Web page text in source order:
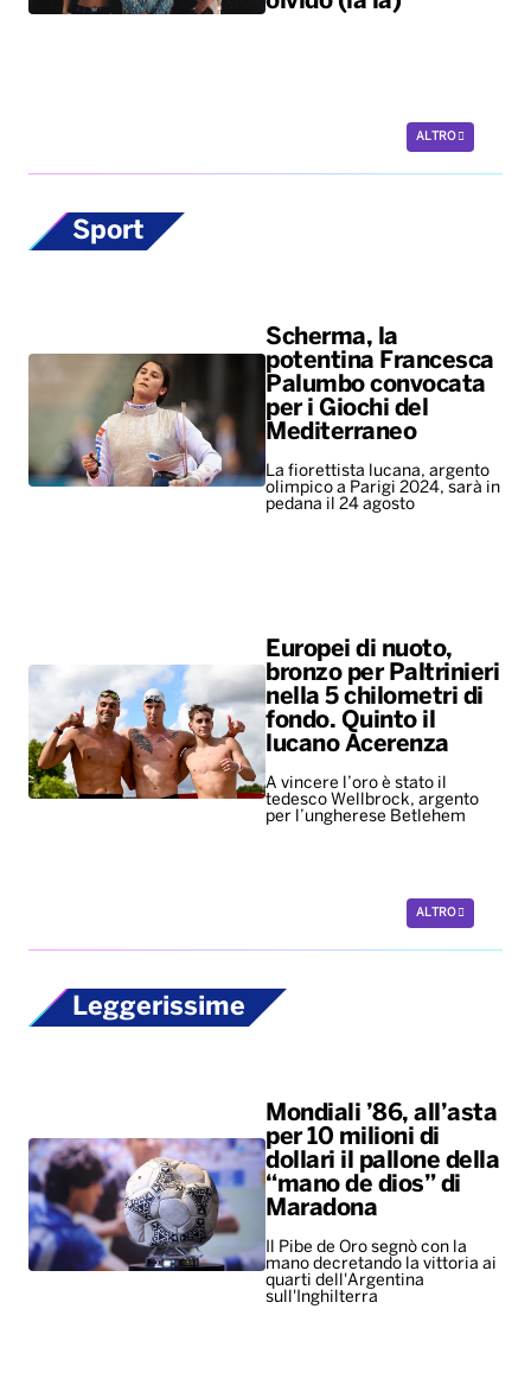
ALTRO
Sport
Scherma, la
potentina Francesca
Palumbo convocata
per i Giochi del
Mediterraneo
La fiorettista lucana, argento
olimpico a Parigi 2024, sarà in
pedana il 24 agosto
Europei di nuoto,
bronzo per Paltrinieri
nella 5 chilometri di
fondo. Quinto il
lucano Acerenza
A vincere l’oro è stato il
tedesco Wellbrock, argento
per l’ungherese Betlehem
ALTRO
Leggerissime
Mondiali ’86, all’asta
per 10 milioni di
dollari il pallone della
“mano de dios” di
Maradona
Il Pibe de Oro segnò con la
mano decretando la vittoria ai
quarti dell'Argentina
sull'Inghilterra